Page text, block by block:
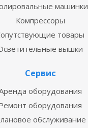
машинки
Компрессоры
товары
вышки
Сервис
оборудования
оборудования
обслуживание